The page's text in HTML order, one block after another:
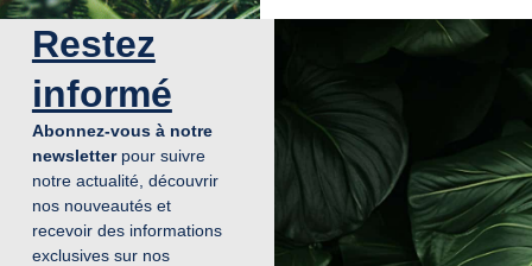
Restez
informé
Abonnez-vous à notre
newsletterpour suivre
notre actualité, découvrir
nos nouveautés et
recevoir des informations
exclusives sur nos